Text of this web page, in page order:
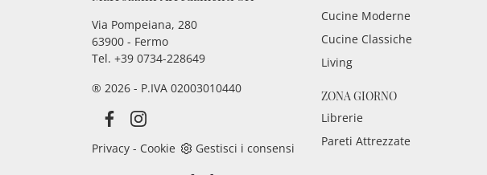
Via Pompeiana, 280
63900 - Fermo
Tel. +39 0734-228649
® 2026 - P.IVA 02003010440
Privacy - Cookie Gestisci i consensi
Cucine Moderne
Cucine Classiche
Living
ZONA GIORNO
Librerie
Pareti Attrezzate